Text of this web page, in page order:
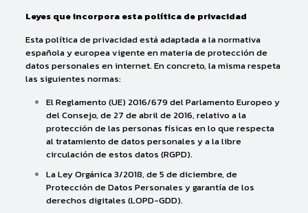
Leyes que incorpora esta política de privacidad
Esta política de privacidad está adaptada a la normativa
española y europea vigente en materia de protección de
datos personales en internet. En concreto, la misma respeta
las siguientes normas:
El Reglamento (UE) 2016/679 del Parlamento Europeo y
del Consejo, de 27 de abril de 2016, relativo a la
protección de las personas físicas en lo que respecta
al tratamiento de datos personales y a la libre
circulación de estos datos (RGPD).
La Ley Orgánica 3/2018, de 5 de diciembre, de
Protección de Datos Personales y garantía de los
derechos digitales (LOPD-GDD).